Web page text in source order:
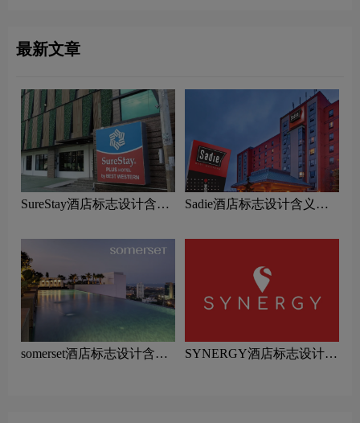
最新文章
SureStay酒店标志设计含义
Sadie酒店标志设计含义及
somerset酒店标志设计含义
SYNERGY酒店标志设计含